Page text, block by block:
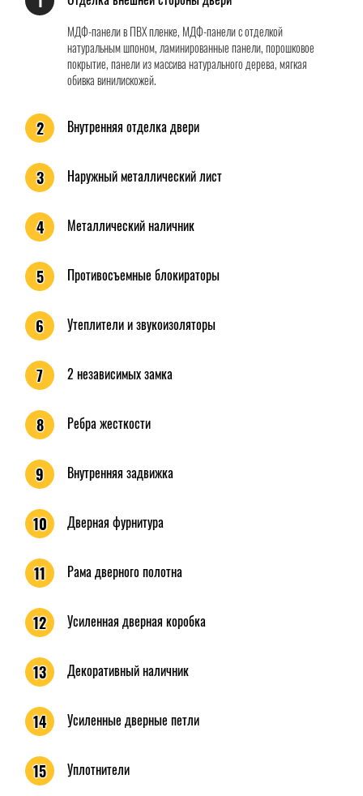
МДФ-панели в ПВХ пленке, МДФ-панели с отделкой
натуральным шпоном, ламинированные панели, порошковое
покрытие, панели из массива натурального дерева, мягкая
обивка винилискожей.
2 Внутренняя отделка двери
3 Наружный металлический лист
4 Металлический наличник
5 Противосъемные блокираторы
6 Утеплители и звукоизоляторы
7 2 независимых замка
8 Ребра жесткости
9 Внутренняя задвижка
10 Дверная фурнитура
11 Рама дверного полотна
12 Усиленная дверная коробка
13 Декоративный наличник
14 Усиленные дверные петли
15 Уплотнители